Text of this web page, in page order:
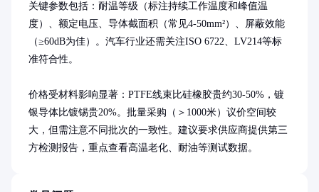
关键参数包括：耐温等级（标注持续工作温度和峰值温
度）、额定电压、导体截面积（常见4-50mm²）、屏蔽效能
（≥60dB为佳）。汽车行业还需关注ISO 6722、LV214等标
准符合性。
价格受材料影响显著：PTFE线束比硅橡胶贵约30-50%，镀
银导体比镀锡贵20%。批量采购（＞1000米）议价空间较
大，但需注意不同批次的一致性。建议要求供应商提供第三
方检测报告，重点查看高温老化、耐油等测试数据。